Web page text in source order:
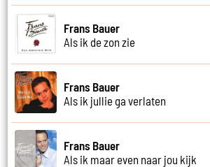
Frans Bauer
Als ik de zon zie
Frans Bauer
Als ik jullie ga verlaten
Frans Bauer
Als ik maar even naar jou kijk